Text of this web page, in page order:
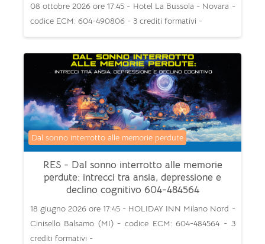
08 ottobre 2026 ore 17:45 - Hotel La Bussola - Novara -
codice ECM: 604-490806 - 3 crediti formativi -
RES - Dal sonno interrotto alle memorie
perdute: intrecci tra ansia, depressione e
declino cognitivo 604-484564
Categoria di corsi
Dal sonno interrotto alle memorie perdute
18 giugno 2026 ore 17:45 - HOLIDAY INN Milano Nord -
Cinisello Balsamo (MI) - codice ECM: 604-484564 - 3
crediti formativi -